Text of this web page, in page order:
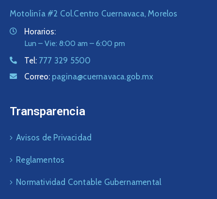
Motolinía #2 Col.Centro Cuernavaca, Morelos
Horarios:
Lun – Vie: 8:00 am – 6:00 pm
Tel: 777 329 5500
Correo: pagina@cuernavaca.gob.mx
Transparencia
Avisos de Privacidad
Reglamentos
Normatividad Contable Gubernamental